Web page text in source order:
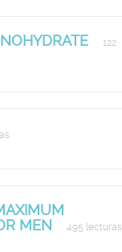
122
MEN
495 lecturas